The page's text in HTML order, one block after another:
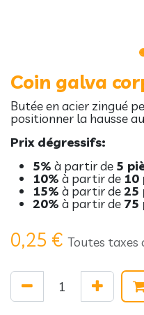
Coin galva
Butée en acier zingué
positionner la hausse
Prix dégressifs:
5% à partir de 5
10% à partir de 10
15% à partir de25
20% à partir de 75
0,25 € Toutes taxes